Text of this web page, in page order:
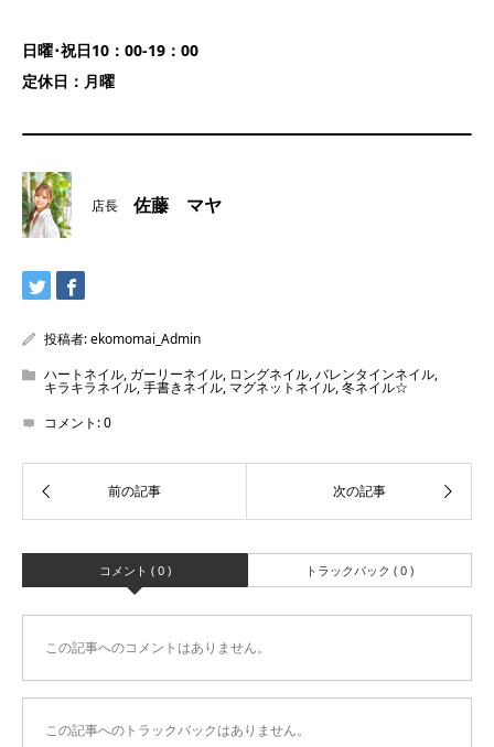
日曜･祝日10：00-19：00
定休日：月曜
店長 佐藤 マヤ
投稿者:ekomomai_Admin
ハートネイル, ガーリーネイル, ロングネイル,バレンタインネイル,
キラキラネイル,手書きネイル, マグネットネイル,冬ネイル☆
コメント:0
コメント ( 0 ) トラックバック ( 0 )
この記事へのコメントはありません。
この記事へのトラックバックはありません。